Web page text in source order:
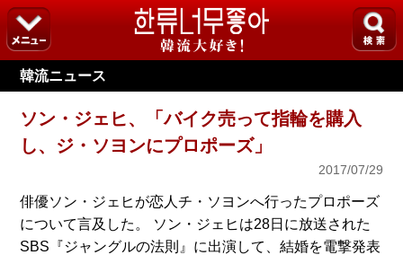
韓流ニュース
ソン・ジェヒ、「バイク売って指輪を購入
し、ジ・ソヨンにプロポーズ」
2017/07/29
俳優ソン・ジェヒが恋人チ・ソヨンへ行ったプロポーズ
について言及した。 ソン・ジェヒは28日に放送された
SBS『ジャングルの法則』に出演して、結婚を電撃発表